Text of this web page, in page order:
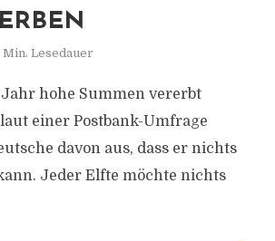
Min. Lesedauer
hohe Summen vererbt
einer Postbank-Umfrage
davon aus, dass er nichts
Jeder Elfte möchte nichts